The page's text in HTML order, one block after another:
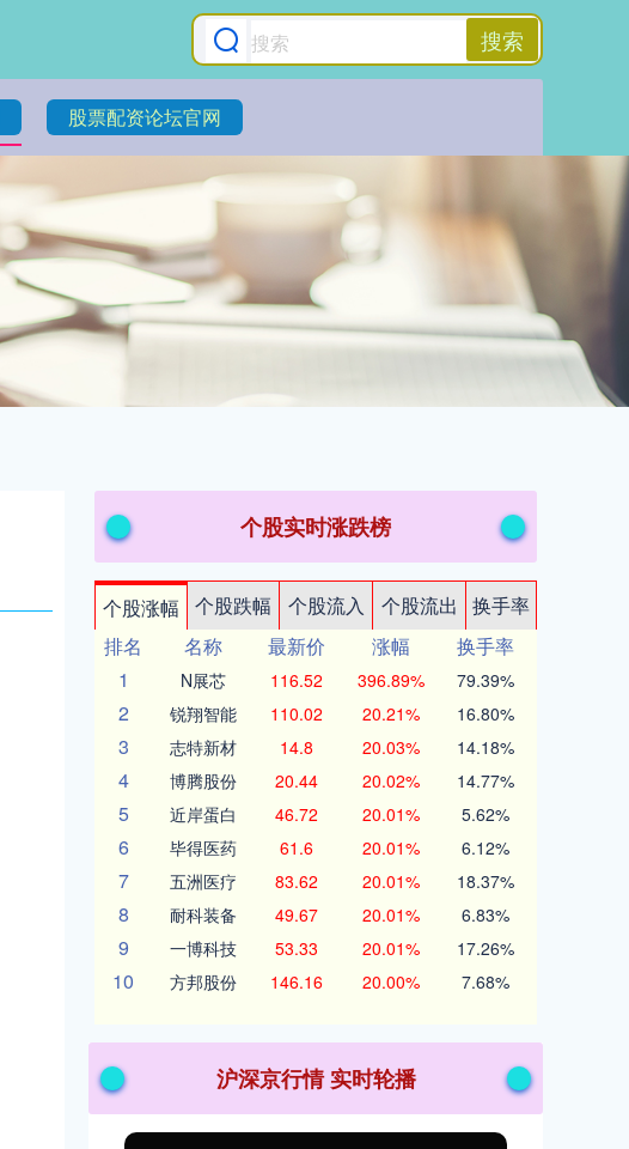
搜索
股票配资论坛官网
个股实时涨跌榜
个股涨幅 个股跌幅 个股流入 个股流出
换手率
排名
名称 最新价 涨幅
换手率
1
N展芯 116.52 396.89% 79.39%
2 锐翔智能 110.02 20.21% 16.80%
3 志特新材 14.8 20.03% 14.18%
4 博腾股份 20.44 20.02% 14.77%
5 近岸蛋白 46.72 20.01% 5.62%
6 毕得医药 61.6 20.01% 6.12%
7 五洲医疗 83.62 20.01% 18.37%
8 耐科装备 49.67 20.01% 6.83%
9 一博科技 53.33 20.01% 17.26%
10 方邦股份 146.16 20.00% 7.68%
沪深京行情 实时轮播